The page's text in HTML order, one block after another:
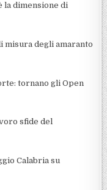
la dimensione di
misura degli amaranto
tornano gli Open
sfide del
Calabria su